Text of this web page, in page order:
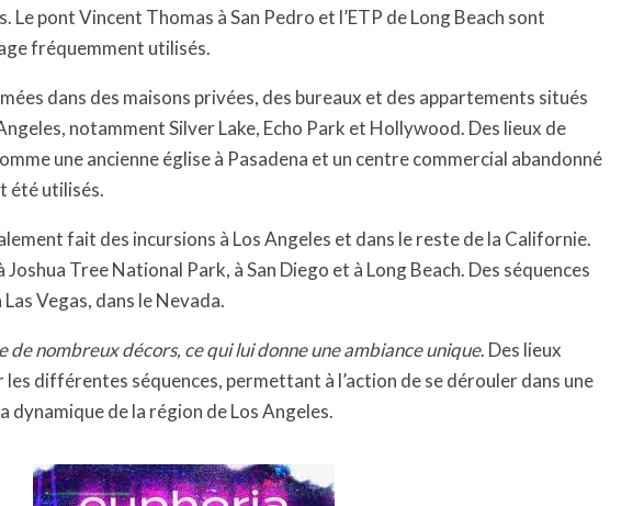
Le pont Vincent Thomas à San Pedro et l’ETP de Long Beach sont
fréquemment utilisés.
dans des maisons privées, des bureaux et des appartements situés
notamment Silver Lake, Echo Park et Hollywood. Des lieux de
une ancienne église à Pasadena et un centre commercial abandonné
été utilisés.
fait des incursions à Los Angeles et dans le reste de la Californie.
Tree National Park, à San Diego et à Long Beach. Des séquences
Vegas, dans le Nevada.
de nombreux décors, ce qui lui donne une ambiance unique. Des lieux
différentes séquences, permettant à l’action de se dérouler dans une
de la région de Los Angeles.